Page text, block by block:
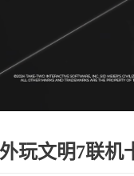
玩文明7联机